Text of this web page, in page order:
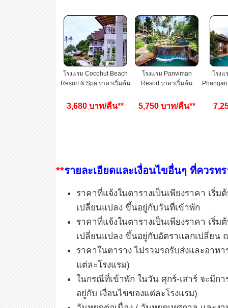
โรงแรม Cocohut Beach
Resort & Spa ราคาเริ่มต้น
โรงแรม Panviman
Resort ราคาเริ่มต้น
โรงแ
3,680 บาท/คืน** 5,750 บาท/คืน**
**รายละเอียดและเงื่อนไขอื่นๆ ที่ควรท
ราคาที่แจ้งในตารางเป็นเพียงราคา เริ่
เปลี่ยนแปลง ขึ้นอยู่กับวันที่เข้าพัก
ราคาที่แจ้งในตารางเป็นเพียงราคา เริ่
เปลี่ยนแปลง ขึ้นอยู่กับอัตราแลกเปลี่ย
ราคาในตาราง ไม่รวมรถรับส่งและอาห
แต่ละโรงแรม)
ในกรณีที่เข้าพัก ในวัน ศุกร์-เสาร์ จะมีก
อยู่กับ เงื่อนไขของแต่ละโรงแรม)